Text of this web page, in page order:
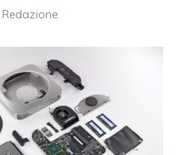
Redazione